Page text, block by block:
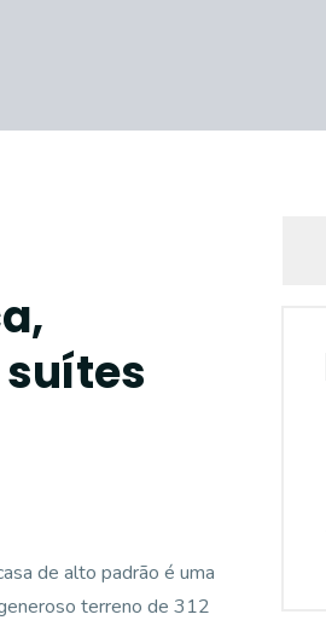
de alto padrão é uma
terreno de 312